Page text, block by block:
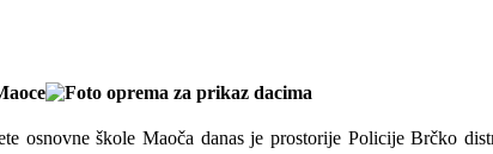
osnovne škole Maoča danas je prostorije Policije Brčko